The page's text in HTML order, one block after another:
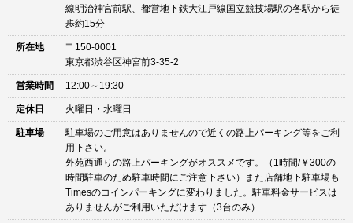
線明治神宮前駅、都営地下鉄大江戸線国立競技場駅の各駅から徒
歩約15分
所在地
〒150-0001
東京都渋谷区神宮前3-35-2
営業時間 12:00～19:30
定休日 火曜日・水曜日
駐車場
駐車場のご用意はありませんので近くの路上パーキング等をご利
用下さい。
外苑西通りの路上パーキングがオススメです。（1時間/￥300の
時間駐車のため駐車時間にご注意下さい）また店舗地下駐車場も
Timesのコインパーキングに変わりました。駐車料金サービスは
ありませんがご利用いただけます（3台のみ）